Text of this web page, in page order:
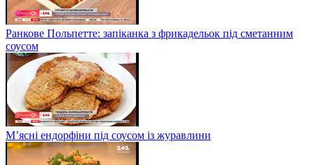
Ранкове Польпетте: запіканка з фрикадельок під сметанним
соусом
М’ясні ендорфіни під соусом із журавлини